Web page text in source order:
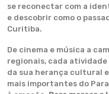
se reconectar com a
e descobrir como o
Curitiba.
De cinema e música a
regionais, cada
da sua herança cultural
mais importantes do